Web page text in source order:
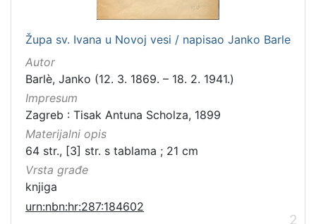
Župa sv. Ivana u Novoj vesi / napisao Janko Barle
Autor
Barlè, Janko (12. 3. 1869. – 18. 2. 1941.)
Impresum
Zagreb : Tisak Antuna Scholza, 1899
Materijalni opis
64 str., [3] str. s tablama ; 21 cm
Vrsta građe
knjiga
urn:nbn:hr:287:184602
2